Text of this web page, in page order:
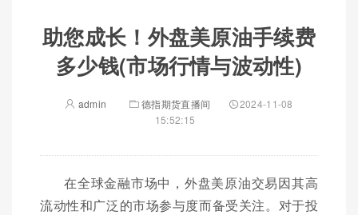
助您成长！外盘美原油手续费
多少钱(市场行情与波动性)
admin 德指期货直播间
2024-11-08
15:52:15
在全球金融市场中，外盘美原油交易因其高
流动性和广泛的市场参与度而备受关注。对于投